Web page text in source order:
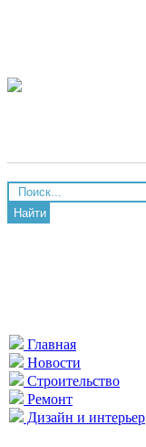
Найти
Главная
Новости
Строительство
Ремонт
Дизайн и интерьер